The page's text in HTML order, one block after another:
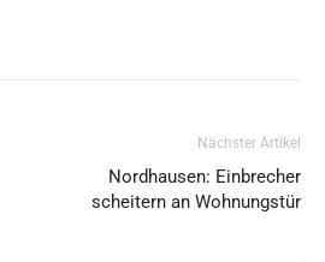
Nächster Artikel
Nordhausen: Einbrecher
scheitern an Wohnungstür